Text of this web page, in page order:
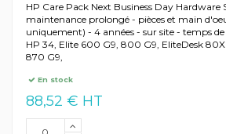
HP Care Pack Next Business Day
maintenance prolongé - pièces et main
uniquement) - 4 années - sur site - temps
HP 34, Elite 600 G9, 800 G9, EliteDesk
870 G9,
En stock
88,52 € HT